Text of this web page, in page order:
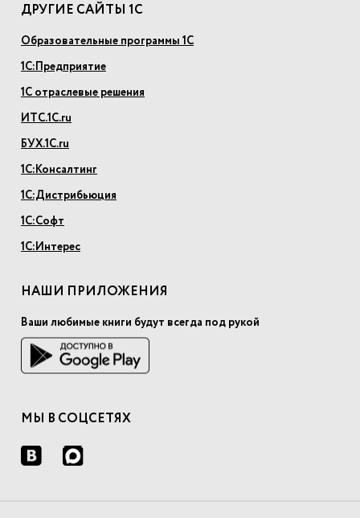
ДРУГИЕ САЙТЫ 1С
Образовательные программы 1С
1С:Предприятие
1С отраслевые решения
ИТС.1С.ru
БУХ.1С.ru
1С:Консалтинг
1С:Дистрибьюция
1С:Софт
1С:Интерес
НАШИ ПРИЛОЖЕНИЯ
Ваши любимые книги будут всегда под рукой
МЫ В СОЦСЕТЯХ